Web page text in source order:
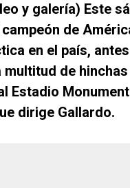
y galería) Este
campeón de
en el país,
multitud de
Estadio
dirige Gallardo.